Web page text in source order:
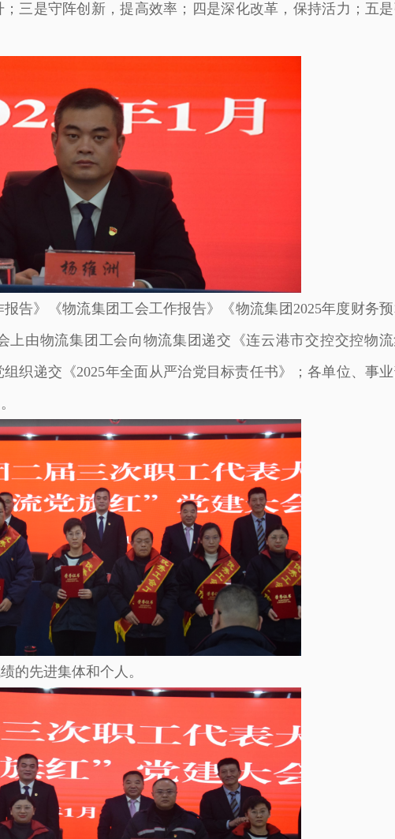
三是守阵创新，提高效率；四是深化改革，保持活力；五
告》《物流集团工会工作报告》《物流集团2025年度财务
上由物流集团工会向物流集团递交《连云港市交控交控物流
织递交《2025年全面从严治党目标责任书》；各单位、事
的先进集体和个人。